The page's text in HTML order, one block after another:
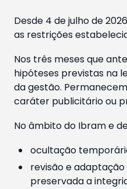
Desde 4 de julho de
as restrições
Nos três meses que
hipóteses previstas na
da gestão.
caráter publicitário ou
No âmbito do Ibram e
ocultação
revisão e
preservada a